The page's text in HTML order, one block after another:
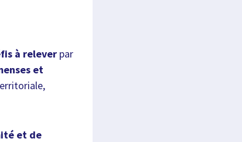
à relever par
et
et de